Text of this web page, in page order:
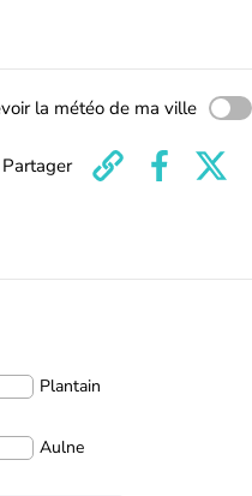
la météo de ma ville
Partager
Plantain
Aulne